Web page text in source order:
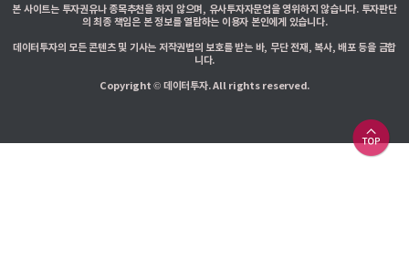
본 사이트는 투자권유나 종목추천을 하지 않으며, 유사투자자문업을 영위하지 않습니다. 투자판단
의 최종 책임은 본 정보를 열람하는 이용자 본인에게 있습니다.
데이터투자의 모든 콘텐츠 및 기사는 저작권법의 보호를 받는 바, 무단 전재, 복사, 배포 등을 금합
니다.
Copyright © 데이터투자. All rights reserved.